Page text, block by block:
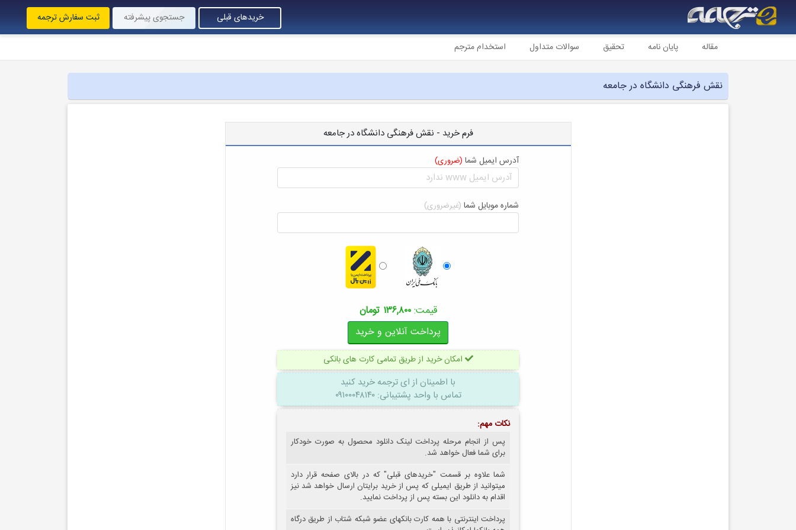
خریدهای قبلی جستجوی پیشرفته ثبت سفارش ترجمه
مقاله پایان نامه تحقیق سوالات متداول استخدام مترجم
نقش فرهنگی دانشگاه در جامعه
فرم خرید - نقش فرهنگی دانشگاه در جامعه
آدرس ایمیل شما (ضروری)
شماره موبایل شما (غیرضروری)
قیمت:۱۳۶,۸۰۰ تومان
امکان خرید از طریق تمامی کارت های بانکی
با اطمینان از ای ترجمه خرید کنید
تماس با واحد پشتیبانی: ۰۹۱۰۰۰۴۸۱۴۰
نکات مهم:
پس از انجام مرحله پرداخت لینک دانلود محصول به صورت خودکار
برای شما فعال خواهد شد.
شما علاوه بر قسمت "خریدهای قبلی" که در بالای صفحه قرار دارد
میتوانید از طریق ایمیلی که پس از خرید برایتان ارسال خواهد شد نیز
اقدام به دانلود این بسته پس از پرداخت نمایید.
پرداخت اینترنتی با همه کارت بانکهای عضو شبکه شتاب از طریق درگاه